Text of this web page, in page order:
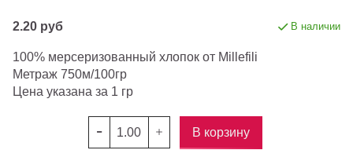
2.20 руб В наличии
100% мерсеризованный хлопок от Millefili
Метраж 750м/100гр
Цена указана за 1 гр
В корзину